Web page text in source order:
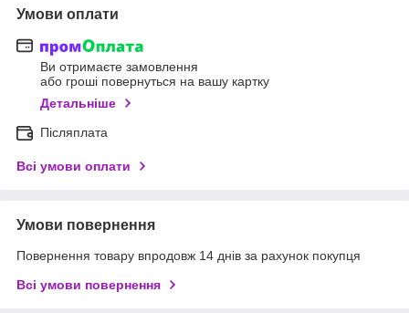
Умови оплати
Ви отримаєте замовлення
або гроші повернуться на вашу картку
Детальніше
Післяплата
Всі умови оплати
Умови повернення
Повернення товару впродовж 14 днів за рахунок покупця
Всі умови повернення